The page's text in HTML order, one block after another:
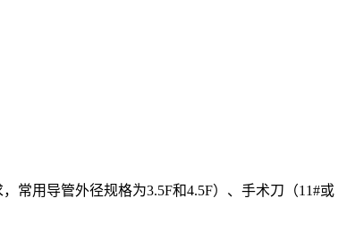
常用导管外径规格为3.5F和4.5F）、手术刀（11#或